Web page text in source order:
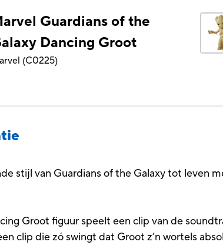
Guardians of the
Dancing Groot
(C0225)
stijl van Guardians of the Galaxy tot leven
Groot figuur speelt een clip van de
clip die zó swingt dat Groot z’n wortels